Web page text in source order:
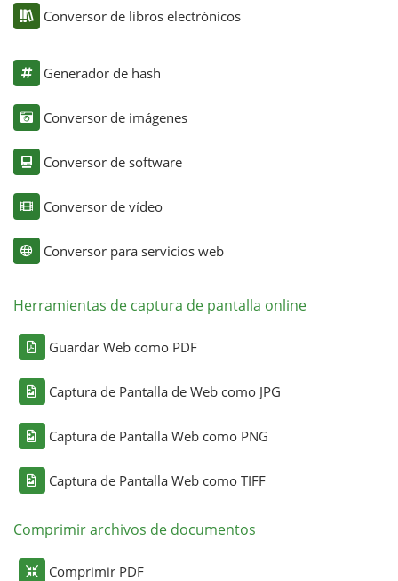
Conversor de libros electrónicos
Generador de hash
Conversor de imágenes
Conversor de software
Conversor de vídeo
Conversor para servicios web
Herramientas de captura de pantalla online
Guardar Web como PDF
Captura de Pantalla de Web como JPG
Captura de Pantalla Web como PNG
Captura de Pantalla Web como TIFF
Comprimir archivos de documentos
Comprimir PDF